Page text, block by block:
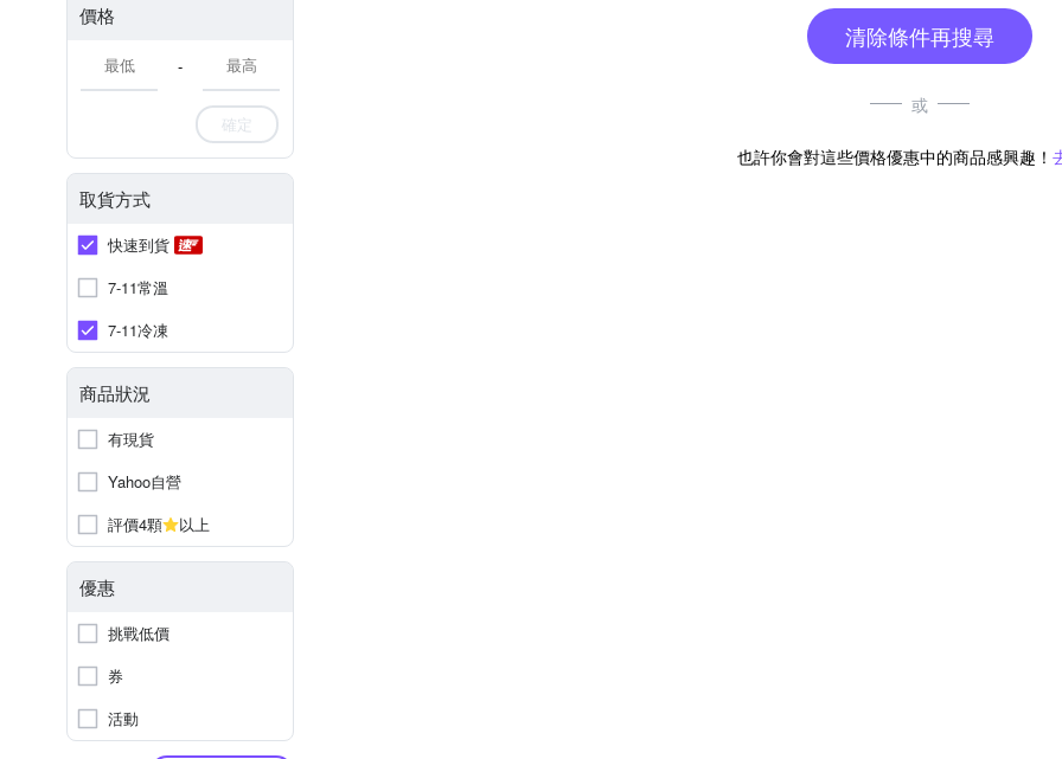
價格
-
確定
取貨方式
快速到貨
7-11常溫
7-11冷凍
商品狀況
有現貨
Yahoo自營
評價4顆
以上
優惠
挑戰低價
券
活動
清除條件再搜尋
或
也許你會對這些價格優惠中的商品感興趣！